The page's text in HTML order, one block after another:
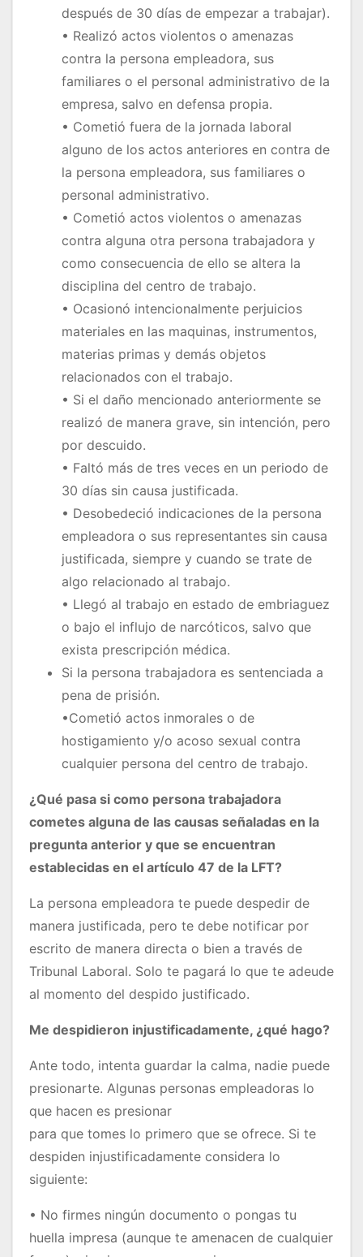
después de 30 días de empezar a trabajar).
• Realizó actos violentos o amenazas
contra la persona empleadora, sus
familiares o el personal administrativo de la
empresa, salvo en defensa propia.
• Cometió fuera de la jornada laboral
alguno de los actos anteriores en contra de
la persona empleadora, sus familiares o
personal administrativo.
• Cometió actos violentos o amenazas
contra alguna otra persona trabajadora y
como consecuencia de ello se altera la
disciplina del centro de trabajo.
• Ocasionó intencionalmente perjuicios
materiales en las maquinas, instrumentos,
materias primas y demás objetos
relacionados con el trabajo.
• Si el daño mencionado anteriormente se
realizó de manera grave, sin intención, pero
por descuido.
• Faltó más de tres veces en un periodo de
30 días sin causa justificada.
• Desobedeció indicaciones de la persona
empleadora o sus representantes sin causa
justificada, siempre y cuando se trate de
algo relacionado al trabajo.
• Llegó al trabajo en estado de embriaguez
o bajo el influjo de narcóticos, salvo que
exista prescripción médica.
Si la persona trabajadora es sentenciada a
pena de prisión.
•Cometió actos inmorales o de
hostigamiento y/o acoso sexual contra
cualquier persona del centro de trabajo.
¿Qué pasa si como persona trabajadora
cometes alguna de las causas señaladas en la
pregunta anterior y que se encuentran
establecidas en el artículo 47 de la LFT?
La persona empleadora te puede despedir de
manera justificada, pero te debe notificar por
escrito de manera directa o bien a través de
Tribunal Laboral. Solo te pagará lo que te adeude
al momento del despido justificado.
Me despidieron injustificadamente, ¿qué hago?
Ante todo, intenta guardar la calma, nadie puede
presionarte. Algunas personas empleadoras lo
que hacen es presionar
para que tomes lo primero que se ofrece. Si te
despiden injustificadamente considera lo
siguiente:
• No firmes ningún documento o pongas tu
huella impresa (aunque te amenacen de cualquier